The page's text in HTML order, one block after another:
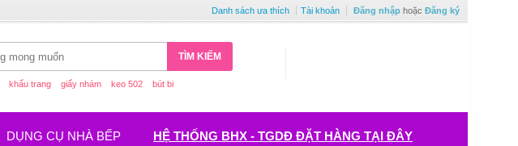
Danh sách ưa thích Tài khoản Đăng nhập hoặc Đăng ký
TÌM KIẾM
khẩu trang giấy nhám keo 502 bút bi
DỤNG CỤ NHÀ BẾP HỆ THỐNG BHX - TGDĐ ĐẶT HÀNG TẠI ĐÂY